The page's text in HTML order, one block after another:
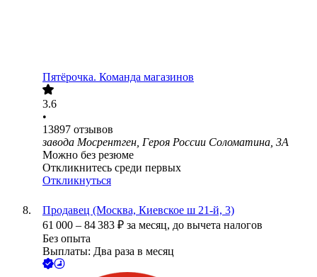
Пятёрочка. Команда магазинов
3.6
•
13897 отзывов
завода Мосрентген, Героя России Соломатина, 3А
Можно без резюме
Откликнитесь среди первых
Откликнуться
Продавец (Москва, Киевское ш 21-й, 3)
61 000 – 84 383 ₽ за месяц, до вычета налогов
Без опыта
Выплаты: Два раза в месяц